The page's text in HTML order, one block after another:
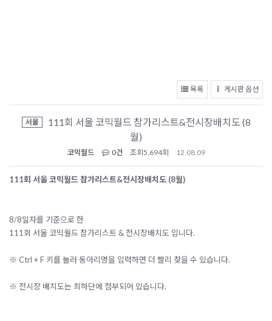
목록 게시판 옵션
서울
111회 서울 코믹월드 참가리스트&전시장배치도 (8
월)
코믹월드 0건 조회 5,694회 12.08.09
111회 서울 코믹월드 참가리스트&전시장배치도 (8월)
8/8일자를 기준으로 한
111회 서울 코믹월드 참가리스트 & 전시장배치도 입니다.
※ Ctrl + F 키를 눌러 동아리명을 입력하면 더 빨리 찾을 수 있습니다.
※ 전시장 배치도는 최하단에 첨부되어 있습니다.